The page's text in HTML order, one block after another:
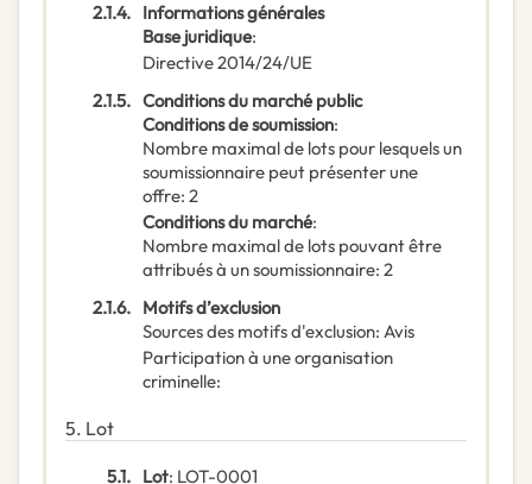
2.1.4. Informations générales
Base juridique:
Directive 2014/24/UE
2.1.5. Conditions du marché public
Conditions de soumission:
Nombre maximal de lots pour lesquels un
soumissionnaire peut présenter une
offre: 2
Conditions du marché:
Nombre maximal de lots pouvant être
attribués à un soumissionnaire: 2
2.1.6. Motifs d’exclusion
Sources des motifs d'exclusion: Avis
Participation à une organisation
criminelle:
5. Lot
5.1. Lot: LOT-0001